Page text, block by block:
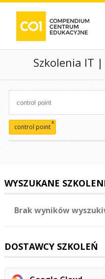
Szkolenia IT
control point
x
WYSZUKANE
Brak wyników
DOSTAWCY SZKOLEŃ